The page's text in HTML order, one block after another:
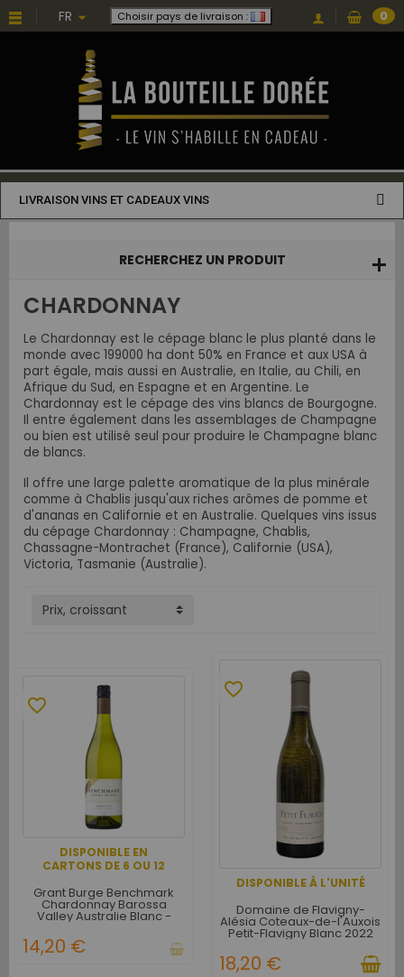
FR Choisir pays de livraison : 0
LIVRAISON VINS ET CADEAUX VINS
RECHERCHEZ UN PRODUIT
CHARDONNAY
Le Chardonnay est le cépage blanc le plus planté dans le
monde avec 199000 ha dont 50% en France et aux USA à
part égale, mais aussi en Australie, en Italie, au Chili, en
Afrique du Sud, en Espagne et en Argentine. Le
Chardonnay est le cépage des vins blancs de Bourgogne.
Il entre également dans les assemblages de Champagne
ou bien est utilisé seul pour produire le Champagne blanc
de blancs.
Il offre une large palette aromatique de la plus minérale
comme à Chablis jusqu'aux riches arômes de pomme et
d'ananas en Californie et en Australie. Quelques vins issus
du cépage Chardonnay : Champagne, Chablis,
Chassagne-Montrachet (France), Californie (USA),
Victoria, Tasmanie (Australie).
Prix, croissant
DISPONIBLE EN
CARTONS DE 6 OU 12
favorite_border
Grant Burge Benchmark
Chardonnay Barossa
Valley Australie Blanc -
14,20 €
DISPONIBLE À L'UNITÉ
favorite_border
Domaine de Flavigny-
Alésia Coteaux-de-l'Auxois
Petit-Flavigny Blanc 2022
18,20 €
Choisissez une valeur...